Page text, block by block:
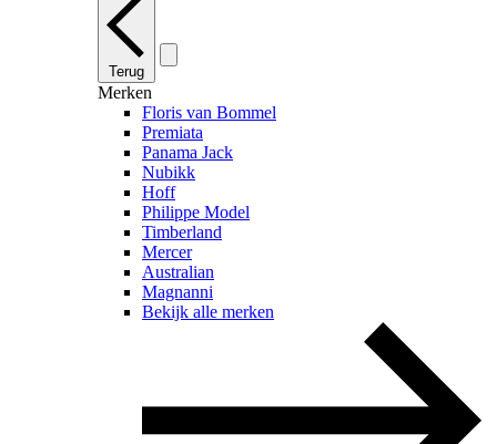
Terug
Merken
Floris van Bommel
Premiata
Panama Jack
Nubikk
Hoff
Philippe Model
Timberland
Mercer
Australian
Magnanni
Bekijk alle merken